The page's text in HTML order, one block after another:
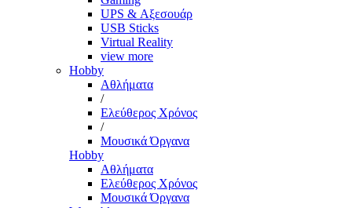
UPS & Αξεσουάρ
USB Sticks
Virtual Reality
view more
Hobby
Αθλήματα
/
Ελεύθερος Χρόνος
/
Μουσικά Όργανα
Hobby
Αθλήματα
Ελεύθερος Χρόνος
Μουσικά Όργανα